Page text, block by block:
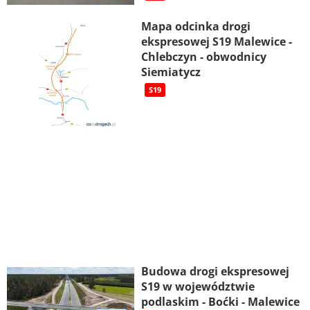
Mapa odcinka drogi
ekspresowej S19 Malewice -
Chlebczyn - obwodnicy
Siemiatycz
S19
Budowa drogi ekspresowej
S19 w województwie
podlaskim - Boćki - Malewice